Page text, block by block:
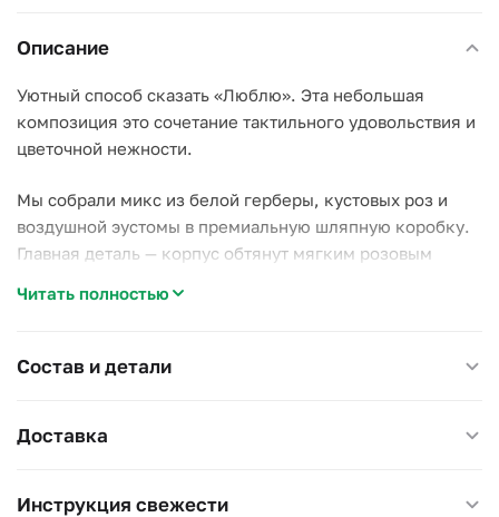
Описание
Уютный способ сказать «Люблю». Эта небольшая
композиция это сочетание тактильного удовольствия и
цветочной нежности.
Мы собрали микс из белой герберы, кустовых роз и
воздушной эустомы в премиальную шляпную коробку.
Главная деталь — корпус обтянут мягким розовым
красноречивее любых слов.
Почему стоит выбрать эту композицию:
выпускать из рук;
Читать полностью
Состав и детали
Доставка
Инструкция свежести